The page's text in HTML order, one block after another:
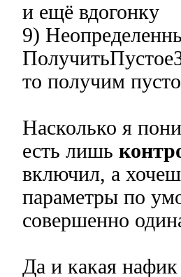
и ещё вдогонку
9)
то получим
Насколько я
есть лишь
включил, а
параметры по
совершенно
Да и какая